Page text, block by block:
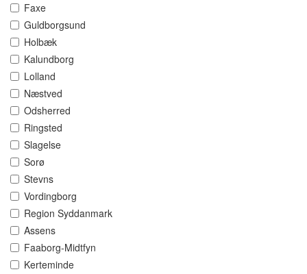
Faxe
Guldborgsund
Holbæk
Kalundborg
Lolland
Næstved
Odsherred
Ringsted
Slagelse
Sorø
Stevns
Vordingborg
Region Syddanmark
Assens
Faaborg-Midtfyn
Kerteminde